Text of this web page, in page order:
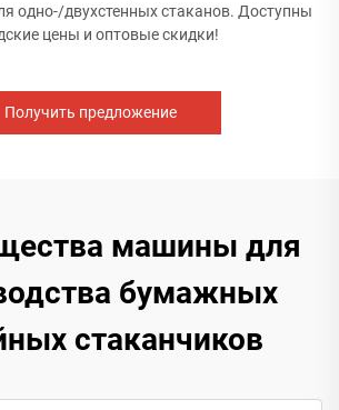
одно-/двухстенных стаканов. Доступны
цены и оптовые скидки!
Получить предложение
машины для
бумажных
стаканчиков